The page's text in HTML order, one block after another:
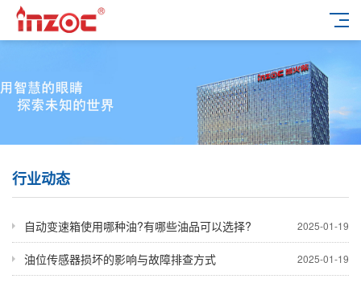
行业动态
2025-01-19
自动变速箱使用哪种油?有哪些油品可以选择?
2025-01-19
油位传感器损坏的影响与故障排查方式